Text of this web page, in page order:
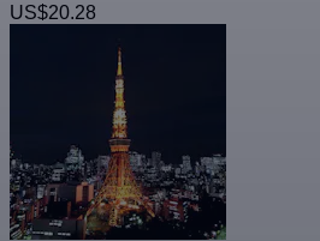
US$20.28